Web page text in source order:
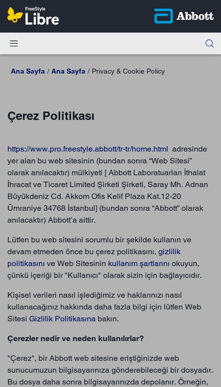
Ana Sayfa Ana Sayfa Privacy & Cookie Policy
Çerez Politikası
https://www.pro.freestyle.abbott/tr-tr/home.html adresinde
yer alan bu web sitesinin (bundan sonra “Web Sitesi”
olarak anılacaktır) mülkiyeti [ Abbott Laboratuarları İthalat
İhracat ve Ticaret Limited Şirketi Şirketi, Saray Mh. Adnan
Büyükdeniz Cd. Akkom Ofis Kelif Plaza Kat.12-20
Ümraniye 34768 İstanbul] (bundan sonra “Abbott” olarak
anılacaktır) Abbott’a aittir.
Lütfen bu web sitesini sorumlu bir şekilde kullanın ve
devam etmeden önce bu çerez politikasını, gizlilik
politikasını ve Web Sitesinin kullanım şartlarını okuyun,
çünkü içeriği bir "Kullanıcı" olarak sizin için bağlayıcıdır.
Kişisel verileri nasıl işlediğimiz ve haklarınızı nasıl
kullanacağınız hakkında daha fazla bilgi için lütfen Web
Sitesi Gizlilik Politikasına bakın.
Çerezler nedir ve neden kullanılırlar?
"Çerez", bir Abbott web sitesine eriştiğinizde web
sunucumuzun bilgisayarınıza gönderebileceği bir dosyadır.
Bu dosya daha sonra bilgisayarınızda depolanır. Örneğin,